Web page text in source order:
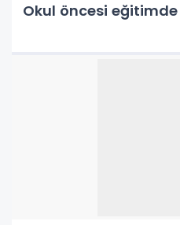
Okul öncesi eğitimde